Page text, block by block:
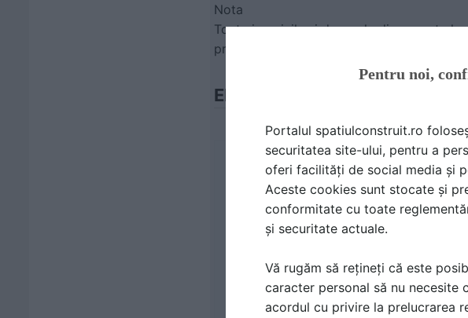
Nota
Toate imaginile si desenele din aceasta
prealabil al spatiulconstruit.ro
Elementele principale ale unei
Elementele principale ale unei
Pentru noi,
Portalul spatiulconstruit.ro
securitatea site-ului, pentru a
oferi facilități de social media și
Aceste cookies sunt stocate și
conformitate cu toate
și securitate actuale.
Vă rugăm să rețineți că este
caracter personal să nu necesite
acordul cu privire la prelucrarea